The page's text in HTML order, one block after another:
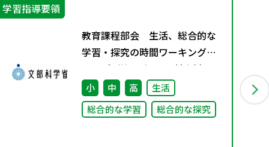
学習指導要領
教育課程部会 生活、総合的な
学習・探究の時間ワーキンググ
ループ（第1回） 配付資料
小 中 高
生活
総合的な学習
総合的な探究